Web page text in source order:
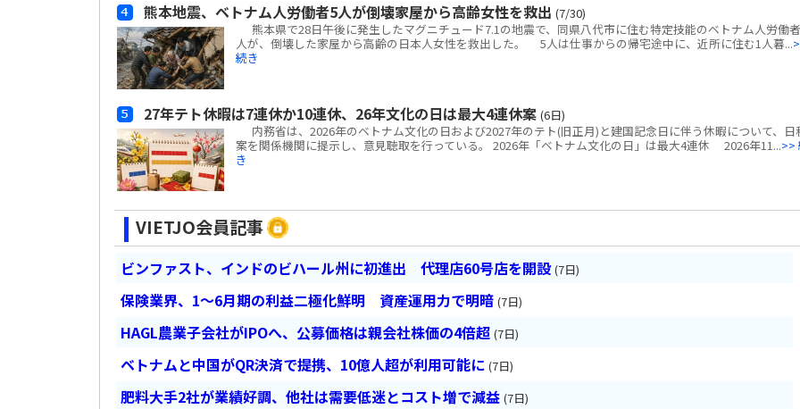
熊本地震、ベトナム人労働者5人が倒壊家屋から高齢女性を救出 (7/30)
熊本県で28日午後に発生したマグニチュード7.1の地震で、同県八代市に住む特定技能のベトナム人労働
人が、倒壊した家屋から高齢の日本人女性を救出した。 5人は仕事からの帰宅途中に、近所に住む1人暮...
続き
27年テト休暇は7連休か10連休、26年文化の日は最大4連休案 (6日)
内務省は、2026年のベトナム文化の日および2027年のテト(旧正月)と建国記念日に伴う休暇について、日
案を関係機関に提示し、意見聴取を行っている。 2026年「ベトナム文化の日」は最大4連休 2026年11...>>
き
VIETJO会員記事
ビンファスト、インドのビハール州に初進出 代理店60号店を開設 (7日)
保険業界、1～6月期の利益二極化鮮明 資産運用力で明暗 (7日)
HAGL農業子会社がIPOへ、公募価格は親会社株価の4倍超 (7日)
ベトナムと中国がQR決済で提携、10億人超が利用可能に (7日)
肥料大手2社が業績好調、他社は需要低迷とコスト増で減益 (7日)